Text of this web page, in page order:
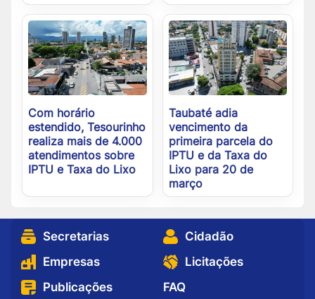
Com horário
estendido, Tesourinho
realiza mais de 4.000
atendimentos sobre
IPTU e Taxa do Lixo
Taubaté adia
vencimento da
primeira parcela do
IPTU e da Taxa do
Lixo para 20 de
março
Secretarias
Cidadão
Empresas
Licitações
Publicações
FAQ